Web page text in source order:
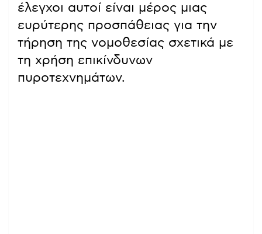
έλεγχοι αυτοί είναι μέρος μιας
ευρύτερης προσπάθειας για την
τήρηση της νομοθεσίας σχετικά με
τη χρήση επικίνδυνων
πυροτεχνημάτων.